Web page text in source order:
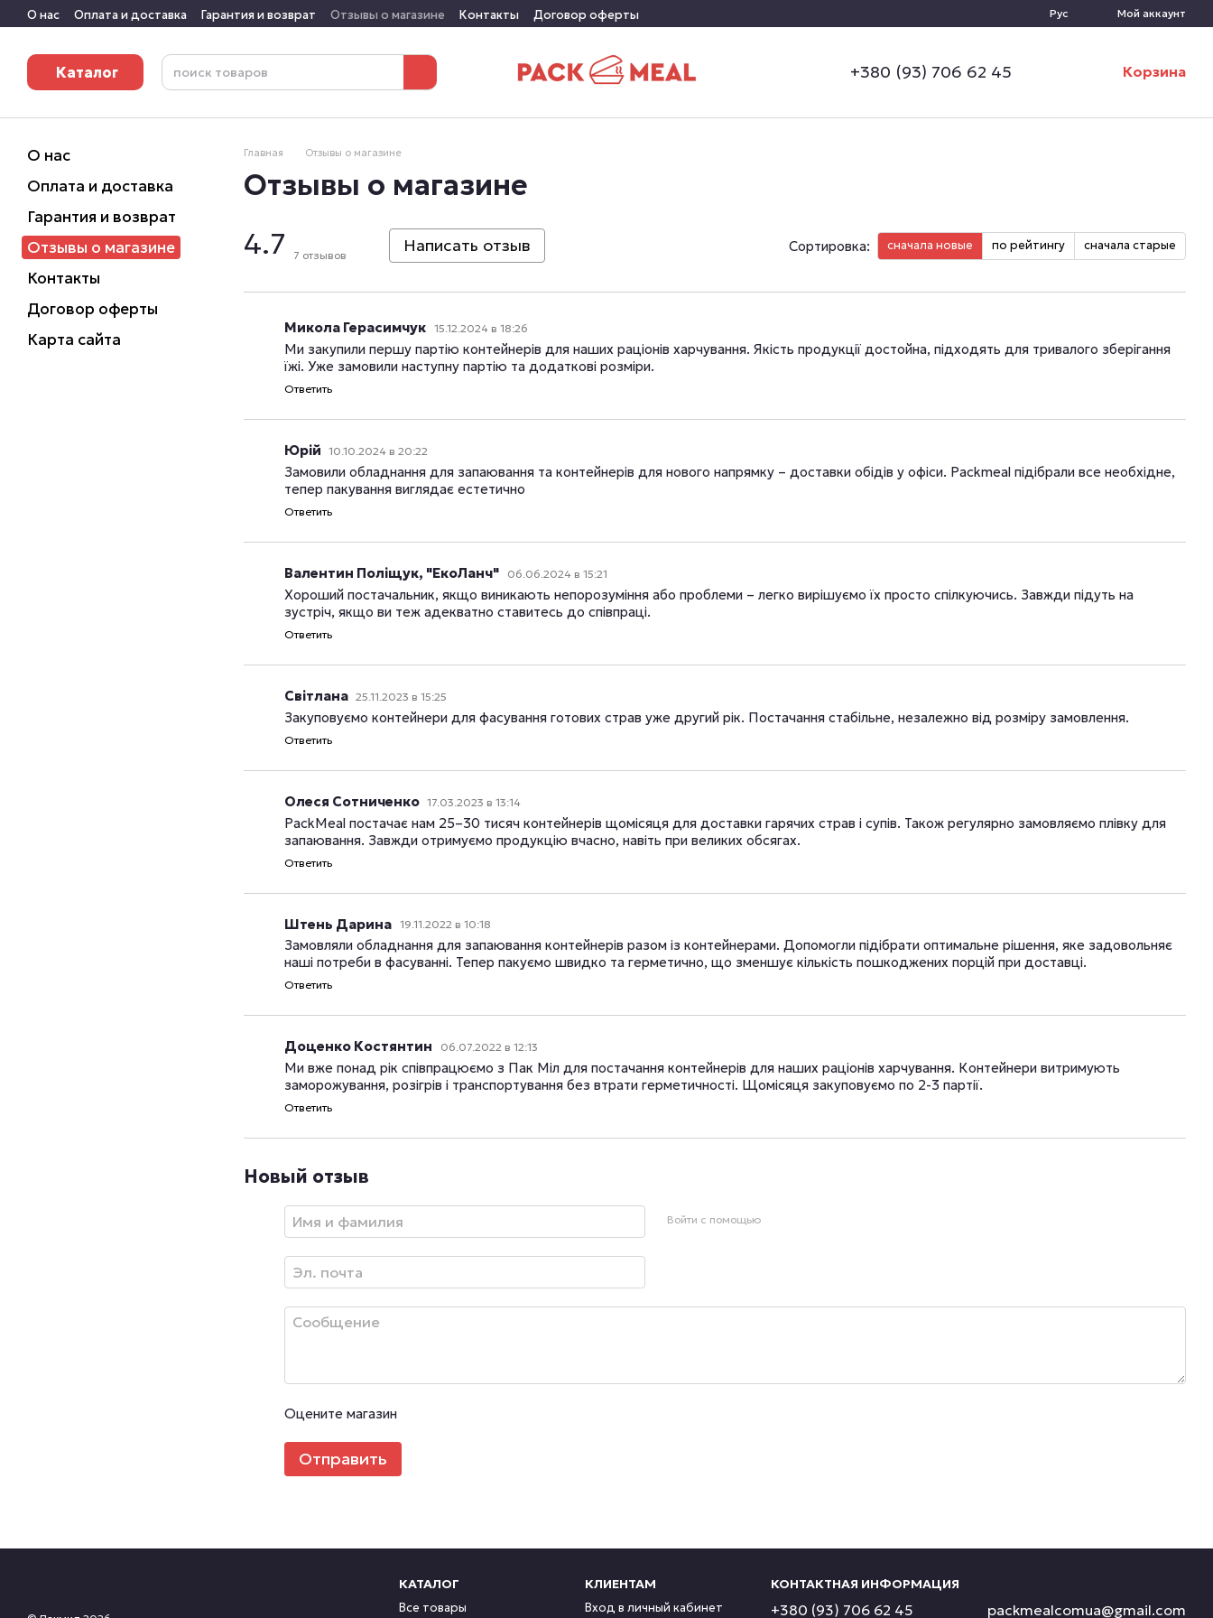
Перейти к основному контенту
О нас Оплата и доставка Гарантия и возврат Отзывы о магазине Контакты Договор оферты Рус Мой аккаунт
Каталог +380 (93) 706 62 45 Корзина
Главная Отзывы о магазине
Отзывы о магазине
4.7
7 отзывов Написать отзыв Сортировка: сначала новые по рейтингу сначала старые
Микола Герасимчук 15.12.2024 в 18:26
Ми закупили першу партію контейнерів для наших раціонів харчування. Якість продукції достойна, підходять для тривалого зберігання
їжі. Уже замовили наступну партію та додаткові розміри.
Ответить
Юрій 10.10.2024 в 20:22
Замовили обладнання для запаювання та контейнерів для нового напрямку – доставки обідів у офіси. Packmeal підібрали все необхідне,
тепер пакування виглядає естетично
Ответить
Валентин Поліщук, "ЕкоЛанч" 06.06.2024 в 15:21
Хороший постачальник, якщо виникають непорозуміння або проблеми – легко вирішуємо їх просто спілкуючись. Завжди підуть на
зустріч, якщо ви теж адекватно ставитесь до співпраці.
Ответить
Світлана 25.11.2023 в 15:25
Закуповуємо контейнери для фасування готових страв уже другий рік. Постачання стабільне, незалежно від розміру замовлення.
Ответить
Олеся Сотниченко 17.03.2023 в 13:14
PackMeal постачає нам 25–30 тисяч контейнерів щомісяця для доставки гарячих страв і супів. Також регулярно замовляємо плівку для
запаювання. Завжди отримуємо продукцію вчасно, навіть при великих обсягах.
Ответить
Штень Дарина 19.11.2022 в 10:18
Замовляли обладнання для запаювання контейнерів разом із контейнерами. Допомогли підібрати оптимальне рішення, яке задовольняє
наші потреби в фасуванні. Тепер пакуємо швидко та герметично, що зменшує кількість пошкоджених порцій при доставці.
Ответить
Доценко Костянтин 06.07.2022 в 12:13
Ми вже понад рік співпрацюємо з Пак Міл для постачання контейнерів для наших раціонів харчування. Контейнери витримують
заморожування, розігрів і транспортування без втрати герметичності. Щомісяця закуповуємо по 2-3 партії.
Ответить
Новый отзыв
Войти с помощью
Оцените магазин
Отправить
О нас
Оплата и доставка
Гарантия и возврат
Отзывы о магазине
Контакты
Договор оферты
Карта сайта
КАТАЛОГ
Все товары
КЛИЕНТАМ
Вход в личный кабинет
КОНТАКТНАЯ ИНФОРМАЦИЯ
+380 (93) 706 62 45 packmealcomua@gmail.com